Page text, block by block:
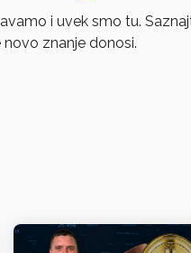
i uvek smo tu.
znanje donosi.